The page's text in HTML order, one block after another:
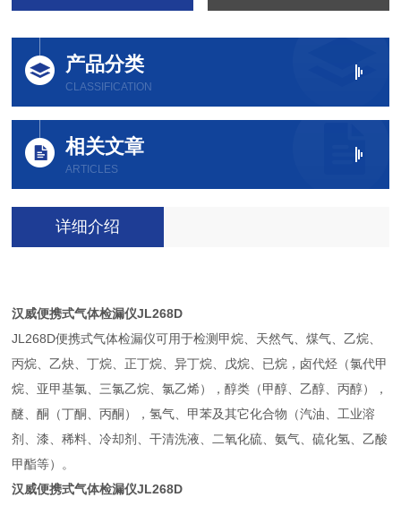
产品分类
CLASSIFICATION
相关文章
ARTICLES
详细介绍
汉威便携式气体检漏仪JL268D
JL268D便携式气体检漏仪可用于检测甲烷、天然气、煤气、乙烷、
丙烷、乙炔、丁烷、正丁烷、异丁烷、戊烷、已烷，卤代烃（氯代甲
烷、亚甲基氯、三氯乙烷、氯乙烯），醇类（甲醇、乙醇、丙醇），
醚、酮（丁酮、丙酮），氢气、甲苯及其它化合物（汽油、工业溶
剂、漆、稀料、冷却剂、干清洗液、二氧化硫、氨气、硫化氢、乙酸
甲酯等）。
汉威便携式气体检漏仪JL268D